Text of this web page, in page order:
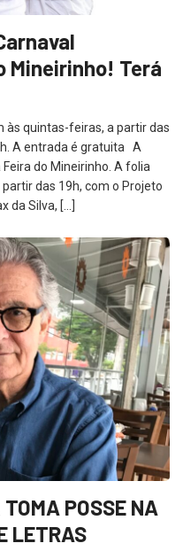
Mineirinho! Terá
quintas-feiras, a partir das
A entrada é gratuita A
do Mineirinho. A folia
das 19h, com o Projeto
da Silva, […]
POSSE NA
LETRAS